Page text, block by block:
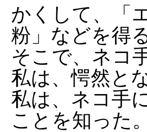
かくして、「
粉」などを得
そこで、ネコ
私は、愕然と
私は、ネコ手
ことを知った。